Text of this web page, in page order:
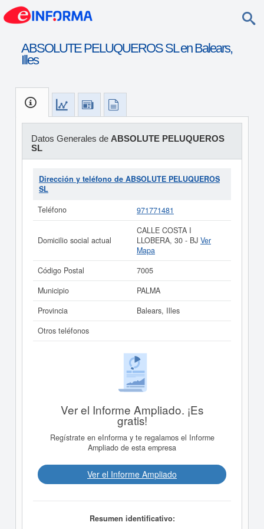
ABSOLUTE PELUQUEROS SL en Balears,
Illes
Datos Generales de ABSOLUTE PELUQUEROS
SL
Dirección y teléfono de ABSOLUTE PELUQUEROS
SL
Teléfono
971771481
Domicilio social actual
CALLE COSTA I
LLOBERA, 30 - BJ Ver
Mapa
Código Postal
7005
Municipio
PALMA
Provincia
Balears, Illes
Otros teléfonos
Ver el Informe Ampliado. ¡Es
gratis!
Regístrate en eInforma y te regalamos el Informe
Ampliado de esta empresa
Ver el Informe Ampliado
Resumen identificativo: